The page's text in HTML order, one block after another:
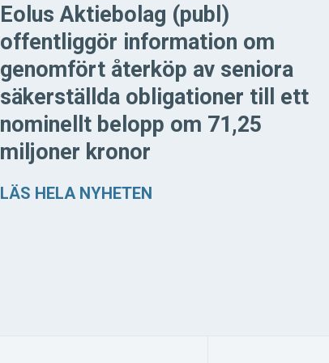
Eolus Aktiebolag (publ)
offentliggör information om
genomfört återköp av seniora
säkerställda obligationer till ett
nominellt belopp om 71,25
miljoner kronor
LÄS HELA NYHETEN